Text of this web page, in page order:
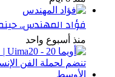
فؤاد المهندس..
منذ أسبوع واحد